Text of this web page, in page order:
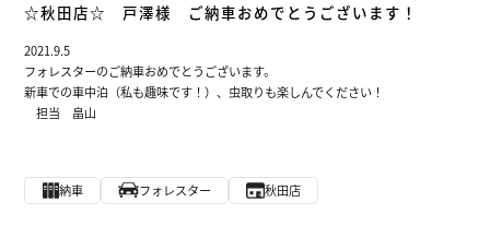
☆秋田店☆ 戸澤様 ご納車おめでとうございます！
2021.9.5
フォレスターのご納車おめでとうございます。
新車での車中泊（私も趣味です！）、虫取りも楽しんでください！
担当 畠山
納車 フォレスター 秋田店